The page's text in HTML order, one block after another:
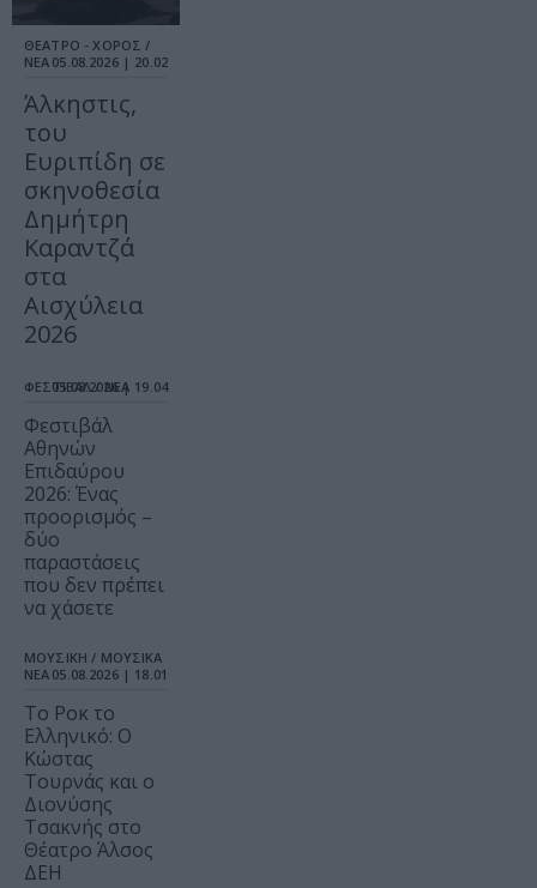
ΘΕΑΤΡΟ - ΧΟΡΟΣ /
ΝΕΑ 05.08.2026 | 20.02
Άλκηστις,
του
Ευριπίδη σε
σκηνοθεσία
Δημήτρη
Καραντζά
στα
Αισχύλεια
2026
ΦΕΣΤΙΒΑΛ / ΝΕΑ
05.08.2026 | 19.04
Φεστιβάλ
Αθηνών
Επιδαύρου
2026: Ένας
προορισμός –
δύο
παραστάσεις
που δεν πρέπει
να χάσετε
ΜΟΥΣΙΚΗ / ΜΟΥΣΙΚΑ
ΝΕΑ 05.08.2026 | 18.01
Το Ροκ το
Ελληνικό: Ο
Κώστας
Τουρνάς και ο
Διονύσης
Τσακνής στο
Θέατρο Άλσος
ΔΕΗ